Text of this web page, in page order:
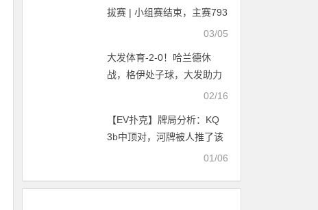
拔赛 | 小组赛结束，主赛793
人次参赛196人晋级 许恺03/05
大发体育-2-0！哈兰德休
战，格伊处子球，大发助力
02/16
【EV扑克】牌局分析：KQ
3b中顶对，河牌被人推了该
01/06